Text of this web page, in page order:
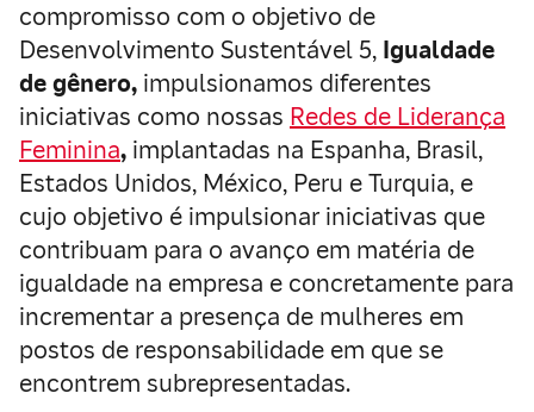
compromisso com o objetivo de
Desenvolvimento Sustentável 5, Igualdade
de gênero, impulsionamos diferentes
iniciativas como nossas Redes de Liderança
Feminina, implantadas na Espanha, Brasil,
Estados Unidos, México, Peru e Turquia, e
cujo objetivo é impulsionar iniciativas que
contribuam para o avanço em matéria de
igualdade na empresa e concretamente para
incrementar a presença de mulheres em
postos de responsabilidade em que se
encontrem subrepresentadas.